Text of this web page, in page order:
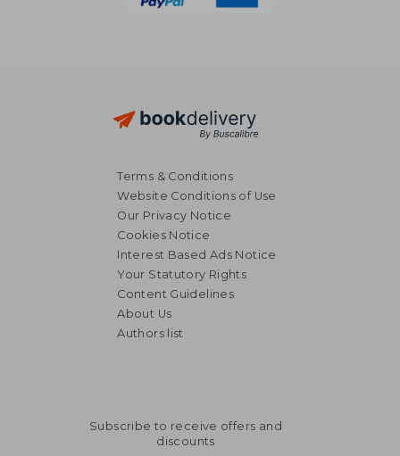
Terms & Conditions
Website Conditions of Use
Our Privacy Notice
Cookies Notice
Interest Based Ads Notice
Your Statutory Rights
Content Guidelines
About Us
Authors list
Subscribe to receive offers and
discounts